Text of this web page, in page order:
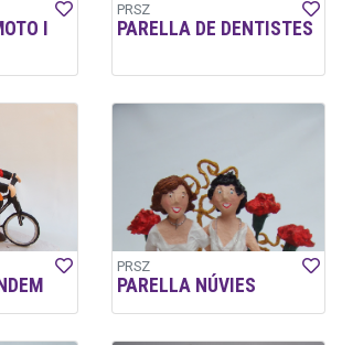
I
PRSZ
PARELLA DE DENTISTES
PRSZ
PARELLA NÚVIES